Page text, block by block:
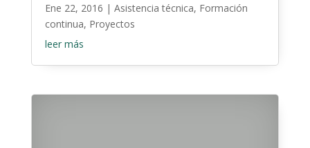
Ene 22, 2016 | Asistencia técnica, Formación
continua, Proyectos
leer más